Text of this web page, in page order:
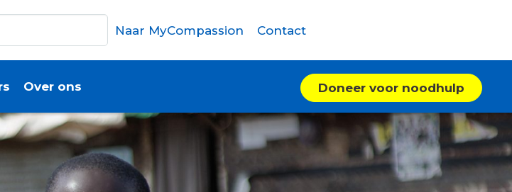
Naar MyCompassion Contact
Over ons Doneer voor noodhulp